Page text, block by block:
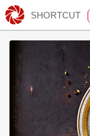
SHORTCUT